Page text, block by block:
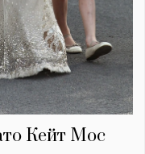
Кейт Мос